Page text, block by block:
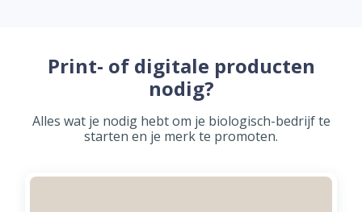
Print- of digitale producten
nodig?
Alles wat je nodig hebt om je biologisch-bedrijf te
starten en je merk te promoten.